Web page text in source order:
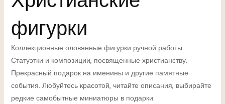
фигурки
Коллекционные оловянные фигурки ручной работы.
Статуэтки и композиции, посвященные христианству.
Прекрасный подарок на именины и другие памятные
события. Любуйтесь красотой, читайте описания, выбирайте
редкие самобытные миниатюры в подарки.